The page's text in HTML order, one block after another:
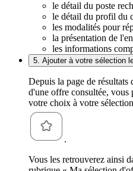
le détail du poste
le détail du profil du
les modalités pour
la présentation de
les informations
5. Ajouter à votre sélection
Depuis la page de résultats
d'une offre consultée, vous
votre choix à votre
.
Vous les retrouverez ainsi